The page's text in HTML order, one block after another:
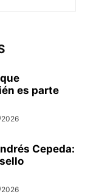
es parte
Cepeda: